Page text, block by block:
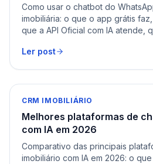
Como usar o chatbot do
imobiliária: o que o app grátis
que a API Oficial com IA atende,
Ler post
CRM IMOBILIÁRIO
Melhores plataformas de
com IA em 2026
Comparativo das principais
imobiliário com IA em 2026: o